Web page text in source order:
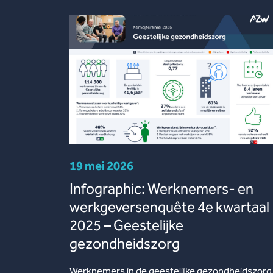
19 mei 2026
Infographic: Werknemers- en
werkgeversenquête 4e kwartaal
2025 – Geestelijke
gezondheidszorg
Werknemers in de geestelijke gezondheidszorg